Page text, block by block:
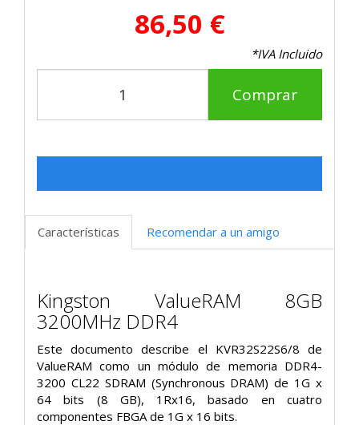
86,50 €
*IVA Incluido
Comprar
Características Recomendar a un amigo
Kingston ValueRAM 8GB
3200MHz DDR4
Este documento describe el KVR32S22S6/8 de
ValueRAM como un módulo de memoria DDR4-
3200 CL22 SDRAM (Synchronous DRAM) de 1Gx
64 bits (8 GB), 1Rx16, basado en cuatro
componentes FBGA de 1G x 16 bits.